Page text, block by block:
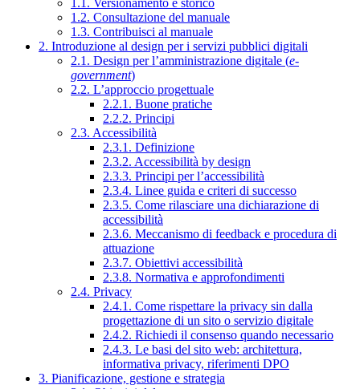
1.2. Consultazione del manuale
1.3. Contribuisci al manuale
2. Introduzione al design per i servizi pubblici digitali
2.1. Design per l’amministrazione digitale (e-
government)
2.2. L’approccio progettuale
2.2.1. Buone pratiche
2.2.2. Principi
2.3. Accessibilità
2.3.1. Definizione
2.3.2. Accessibilità by design
2.3.3. Principi per l’accessibilità
2.3.4. Linee guida e criteri di successo
2.3.5. Come rilasciare una dichiarazione di
accessibilità
2.3.6. Meccanismo di feedback e procedura di
attuazione
2.3.7. Obiettivi accessibilità
2.3.8. Normativa e approfondimenti
2.4. Privacy
2.4.1. Come rispettare la privacy sin dalla
progettazione di un sito o servizio digitale
2.4.2. Richiedi il consenso quando necessario
2.4.3. Le basi del sito web: architettura,
informativa privacy, riferimenti DPO
3. Pianificazione, gestione e strategia